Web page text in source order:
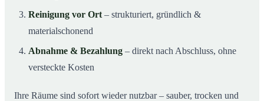
Reinigung vor Ort – strukturiert, gründlich &
materialschonend
Abnahme & Bezahlung – direkt nach Abschluss, ohne
versteckte Kosten
Ihre Räume sind sofort wieder nutzbar – sauber, trocken und